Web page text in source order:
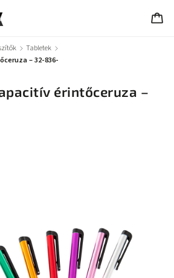
/ Tabletek /
– 32-836-
érintőceruza –